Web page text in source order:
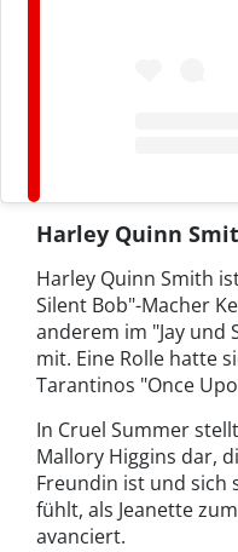
Harley Quinn
Harley Quinn Smith
Silent Bob"-Macher
anderem im "Jay und
mit. Eine Rolle hatte
Tarantinos "Once
In Cruel Summer
Mallory Higgins dar,
Freundin ist und sich
fühlt, als Jeanette
avanciert.